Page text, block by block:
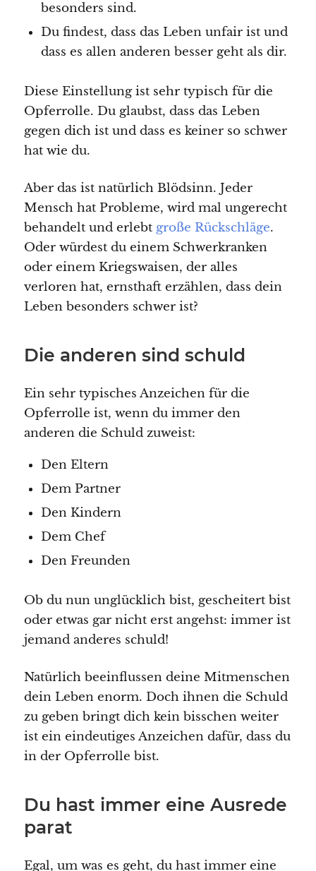
besonders sind.
Du findest, dass das Leben unfair ist und
dass es allen anderen besser geht als dir.
Diese Einstellung ist sehr typisch für die
Opferrolle. Du glaubst, dass das Leben
gegen dich ist und dass es keiner so schwer
hat wie du.
Aber das ist natürlich Blödsinn. Jeder
Mensch hat Probleme, wird mal ungerecht
behandelt und erlebt große Rückschläge.
Oder würdest du einem Schwerkranken
oder einem Kriegswaisen, der alles
verloren hat, ernsthaft erzählen, dass dein
Leben besonders schwer ist?
Die anderen sind schuld
Ein sehr typisches Anzeichen für die
Opferrolle ist, wenn du immer den
anderen die Schuld zuweist:
Den Eltern
Dem Partner
Den Kindern
Dem Chef
Den Freunden
Ob du nun unglücklich bist, gescheitert bist
oder etwas gar nicht erst angehst: immer ist
jemand anderes schuld!
Natürlich beeinflussen deine Mitmenschen
dein Leben enorm. Doch ihnen die Schuld
zu geben bringt dich kein bisschen weiter
ist ein eindeutiges Anzeichen dafür, dass du
in der Opferrolle bist.
Du hast immer eine Ausrede
parat
Egal, um was es geht, du hast immer eine